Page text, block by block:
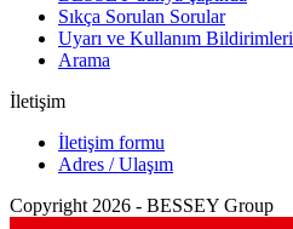
Sıkça Sorulan Sorular
Uyarı ve Kullanım Bildirimleri
Arama
İletişim
İletişim formu
Adres / Ulaşım
Copyright 2026 - BESSEY Group